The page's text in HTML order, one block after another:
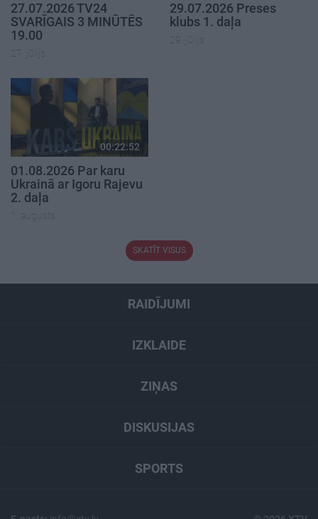
27.07.2026 TV24
SVARĪGAIS 3 MINŪTĒS
19.00
27. jūlijs
29.07.2026 Preses
klubs 1. daļa
29. jūlijs
00:22:52
01.08.2026 Par karu
Ukrainā ar Igoru Rajevu
2. daļa
1. augusts
SKATĪT VISUS
RAIDĪJUMI
IZKLAIDE
ZIŅAS
DISKUSIJAS
SPORTS